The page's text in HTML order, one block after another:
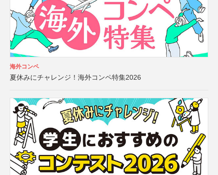
海外コンペ
夏休みにチャレンジ！海外コンペ特集2026